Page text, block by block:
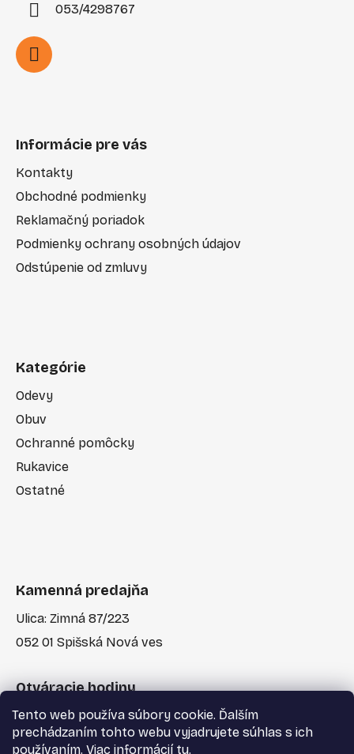
Tento web používa súbory cookie. Ďalším
prechádzaním tohto webu vyjadrujete súhlas s ich
používaním. Viac informácií tu.
053/4298767
Informácie pre vás
Kontakty
Obchodné podmienky
Reklamačný poriadok
Podmienky ochrany osobných údajov
Odstúpenie od zmluvy
Kategórie
Odevy
Obuv
Ochranné pomôcky
Rukavice
Ostatné
Kamenná predajňa
Ulica: Zimná 87/223
052 01 Spišská Nová ves
Otváracie hodiny
Po-Pia: 7:30 - 17:00